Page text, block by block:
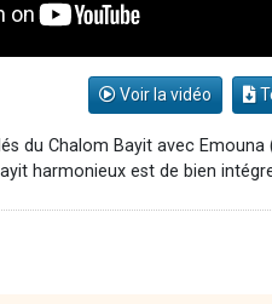
Voir la vidéo
du Chalom Bayit avec
harmonieux est de bien